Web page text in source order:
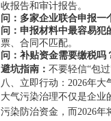
收报告和审计报告。
问：多家企业联合申报一
问：申报材料中最容易犯
票、合同不匹配。
问：补贴资金需要缴税吗
避坑指南： 不要轻信“包
八、立即行动：2026年
大气污染治理不仅是企业
污染防治资金，而2026